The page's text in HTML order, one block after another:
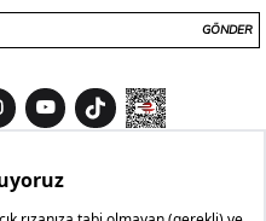
GÖNDER